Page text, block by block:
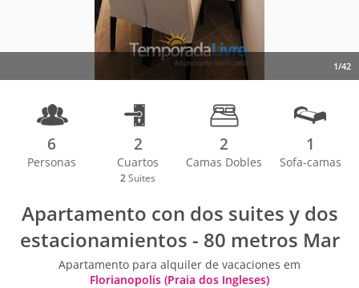
1/42
6
Personas
2
Cuartos
2 Suites
2
Camas Dobles
1
Sofa-camas
Apartamento con dos suites y dos
estacionamientos - 80 metros Mar
Apartamento para alquiler de vacaciones em
Florianopolis (Praia dos Ingleses)